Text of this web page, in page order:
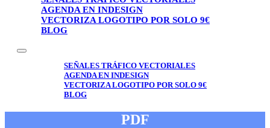
AGENDA EN INDESIGN
VECTORIZA LOGOTIPO POR SOLO 9€
BLOG
SEÑALES TRÁFICO VECTORIALES
AGENDA EN INDESIGN
VECTORIZA LOGOTIPO POR SOLO 9€
BLOG
PDF